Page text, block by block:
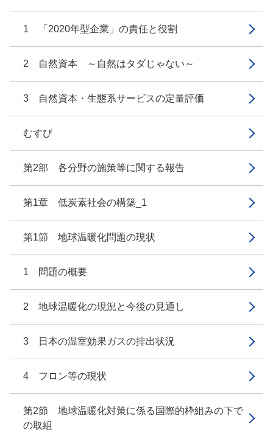
1 「2020年型企業」の責任と役割
2 自然資本 ～自然はタダじゃない～
3 自然資本・生態系サービスの定量評価
むすび
第2部 各分野の施策等に関する報告
第1章 低炭素社会の構築_1
第1節 地球温暖化問題の現状
1 問題の概要
2 地球温暖化の現況と今後の見通し
3 日本の温室効果ガスの排出状況
4 フロン等の現状
第2節 地球温暖化対策に係る国際的枠組みの下で
の取組